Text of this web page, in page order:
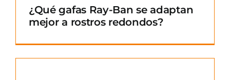
¿Qué gafas Ray-Ban se adaptan
mejor a rostros redondos?